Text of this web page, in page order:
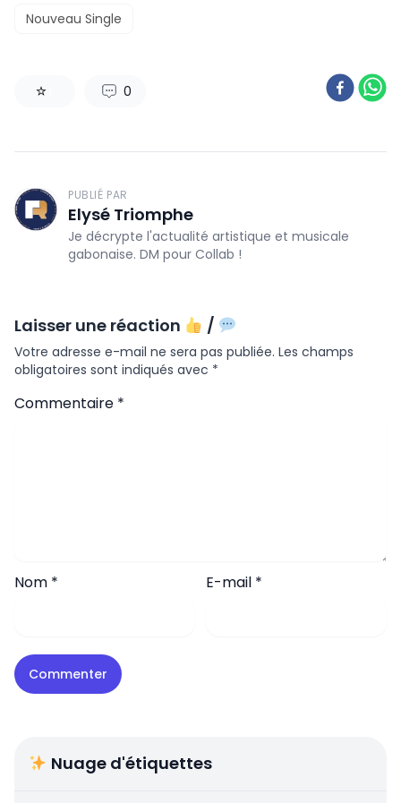
Nouveau Single
0
PUBLIÉ PAR
Elysé Triomphe
Je décrypte l'actualité artistique et musicale
gabonaise. DM pour Collab !
Laisser une réaction /
Votre adresse e-mail ne sera pas publiée. Les champs
obligatoires sont indiqués avec *
Commentaire *
Nom * E-mail *
Nuage d'étiquettes